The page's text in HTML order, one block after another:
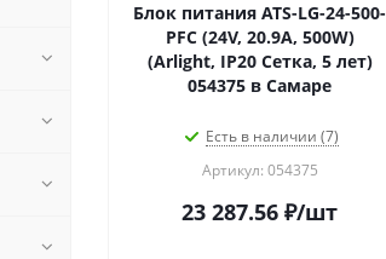
Блок питания ATS-LG-24-500-
PFC (24V, 20.9A, 500W)
(Arlight, IP20 Сетка, 5 лет)
054375 в Самаре
Есть в наличии (7)
Артикул: 054375
23 287.56 ₽/шт